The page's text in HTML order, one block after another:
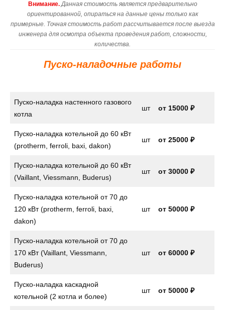
Внимание. Данная стоимость является предварительно
ориентированной, опираться на данные цены только как
примерные. Точная стоимость работ рассчитывается после выезда
инженера для осмотра объекта проведения работ, сложности,
количества.
Пуско-наладочные работы
Пуско-наладка настенного газового
котла
шт от 15000 ₽
Пуско-наладка котельной до 60 кВт
(protherm, ferroli, baxi, dakon)
шт от 25000 ₽
Пуско-наладка котельной до 60 кВт
(Vaillant, Viessmann, Buderus)
шт от 30000 ₽
Пуско-наладка котельной от 70 до
120 кВт (protherm, ferroli, baxi,
dakon)
шт от 50000 ₽
Пуско-наладка котельной от 70 до
170 кВт (Vaillant, Viessmann,
Buderus)
шт от 60000 ₽
Пуско-наладка каскадной
котельной (2 котла и более)
шт от 50000 ₽